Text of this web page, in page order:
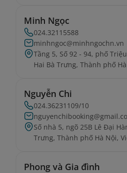
Minh Ngọc
024.32115588
minhngoc@minhngochn.vn
Tầng 5, Số 92 - 94, phố
Hai Bà Trưng, Thành phố
Nguyễn Chi
024.36231109/10
Số nhà 5, ngõ 25B Lê Đại
Trưng, Thành phố Hà Nội,
Phong và Gia đình